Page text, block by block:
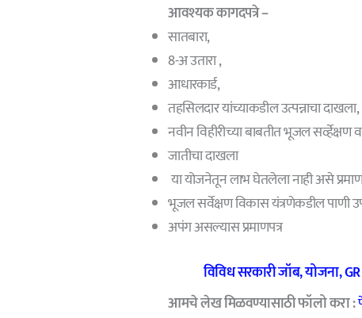
आवश्यक कागदपत्रे –
सातबारा,
8-अ उतारा ,
आधारकार्ड,
तहसिलदार यांच्याकडील उत्पन्नाचा दाखला,
नवीन विहीरीच्या बाबतीत भूजल
जातीचा दाखला
या योजनेतून लाभ घेतलेला नाही असे
भूजल सर्वेक्षण विकास यंत्रणेकडील पाणी
अपंग असल्यास प्रमाणपत्र
विविध सरकारी जॉब,योजना,
आमचेलेख मिळवण्यासाठी फॉलो करा :